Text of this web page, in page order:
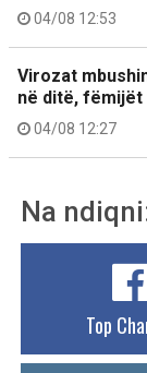
04/08 12:53
Virozat
në ditë,
04/08 12:27
Na
Top